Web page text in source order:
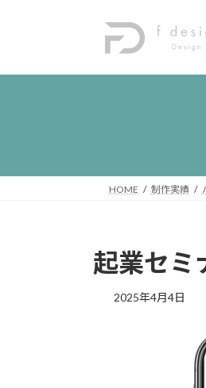
プ
動
HOME 制作実績
起業セミ
2025年4月4日